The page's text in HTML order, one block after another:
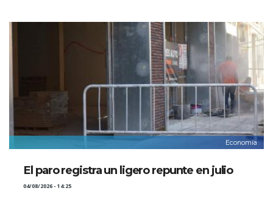
Economía
El paro registra un ligero repunte en julio
04/08/2026 - 14:25